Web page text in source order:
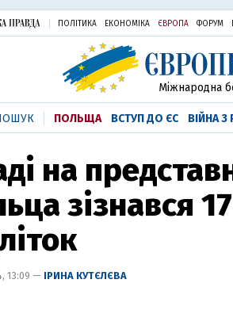
ПОЛІТИКА ЕКОНОМІКА ЄВРОПА ФОРУМ
Міжнародна
ПОЛЬЩА ВСТУП ДО ЄС ВІЙНА З
на
зізнався
13:09 — ІРИНА КУТЄЛЄВА